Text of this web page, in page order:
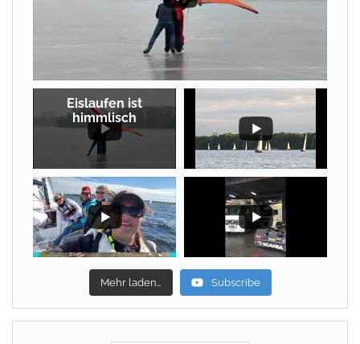
Eislaufen ist
himmlisch
Mehr laden… Subscribe